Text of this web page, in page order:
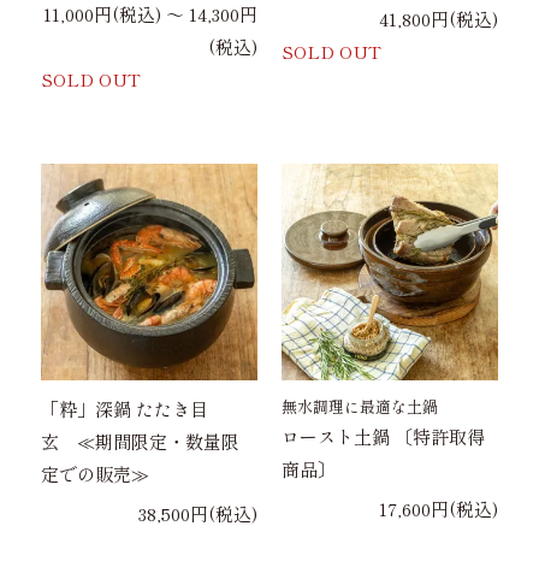
11,000円(税込) 〜 14,300円
(税込)
SOLD OUT
41,800円(税込)
SOLD OUT
「粋」深鍋 たたき目
玄 ≪期間限定・数量限
定での販売≫
38,500円(税込)
無水調理に最適な土鍋
ロースト土鍋 〔特許取得
商品〕
17,600円(税込)